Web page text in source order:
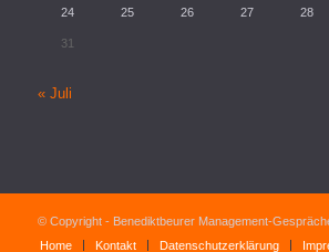
24 25 26 27 28
31
« Juli
© Copyright - Benediktbeurer Management-
Home
Kontakt Datenschutzerklärung